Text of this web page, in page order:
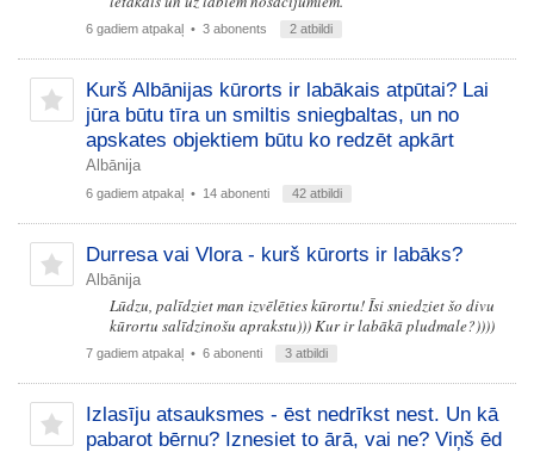
6 gadiem atpakaļ • 3 abonents 2 atbildi
Kurš Albānijas kūrorts ir labākais atpūtai? Lai
jūra būtu tīra un smiltis sniegbaltas, un no
apskates objektiem būtu ko redzēt apkārt
Albānija
6 gadiem atpakaļ • 14 abonenti 42 atbildi
Durresa vai Vlora - kurš kūrorts ir labāks?
Albānija
Lūdzu, palīdziet man izvēlēties kūrortu! Īsi sniedziet šo divu
kūrortu salīdzinošu aprakstu))) Kur ir labākā pludmale?))))
7 gadiem atpakaļ • 6 abonenti 3 atbildi
Izlasīju atsauksmes - ēst nedrīkst nest. Un kā
pabarot bērnu? Iznesiet to ārā, vai ne? Viņš ēd